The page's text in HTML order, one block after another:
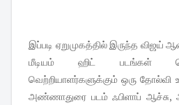
இப்படி ஏறுமுகத்தில் இருந்த
மீடியம் ஹிட் படங்கள்
வெற்றியாளர்களுக்கும் ஒரு தோல்வி
அண்ணாதுரை படம் ஃபிளாப்